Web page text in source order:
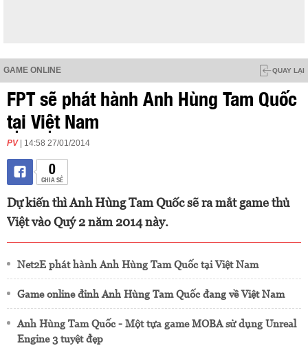
GAME ONLINE QUAY LẠI
FPT sẽ phát hành Anh Hùng Tam Quốc
tại Việt Nam
PV | 14:58 27/01/2014
0
CHIA SẺ
Dự kiến thì Anh Hùng Tam Quốc sẽ ra mắt game thủ
Việt vào Quý 2 năm 2014 này.
Net2E phát hành Anh Hùng Tam Quốc tại Việt Nam
Game online đỉnh Anh Hùng Tam Quốc đang về Việt Nam
Anh Hùng Tam Quốc - Một tựa game MOBA sử dụng Unreal
Engine 3 tuyệt đẹp